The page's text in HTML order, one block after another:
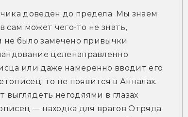
доведён до предела. Мы знаем
сам может чего-то не знать,
не было замечено привычки
целенаправленно
или даже намеренно вводит его
то не появится в Анналах.
выглядеть негодяями в глазах
— находка для врагов Отряда